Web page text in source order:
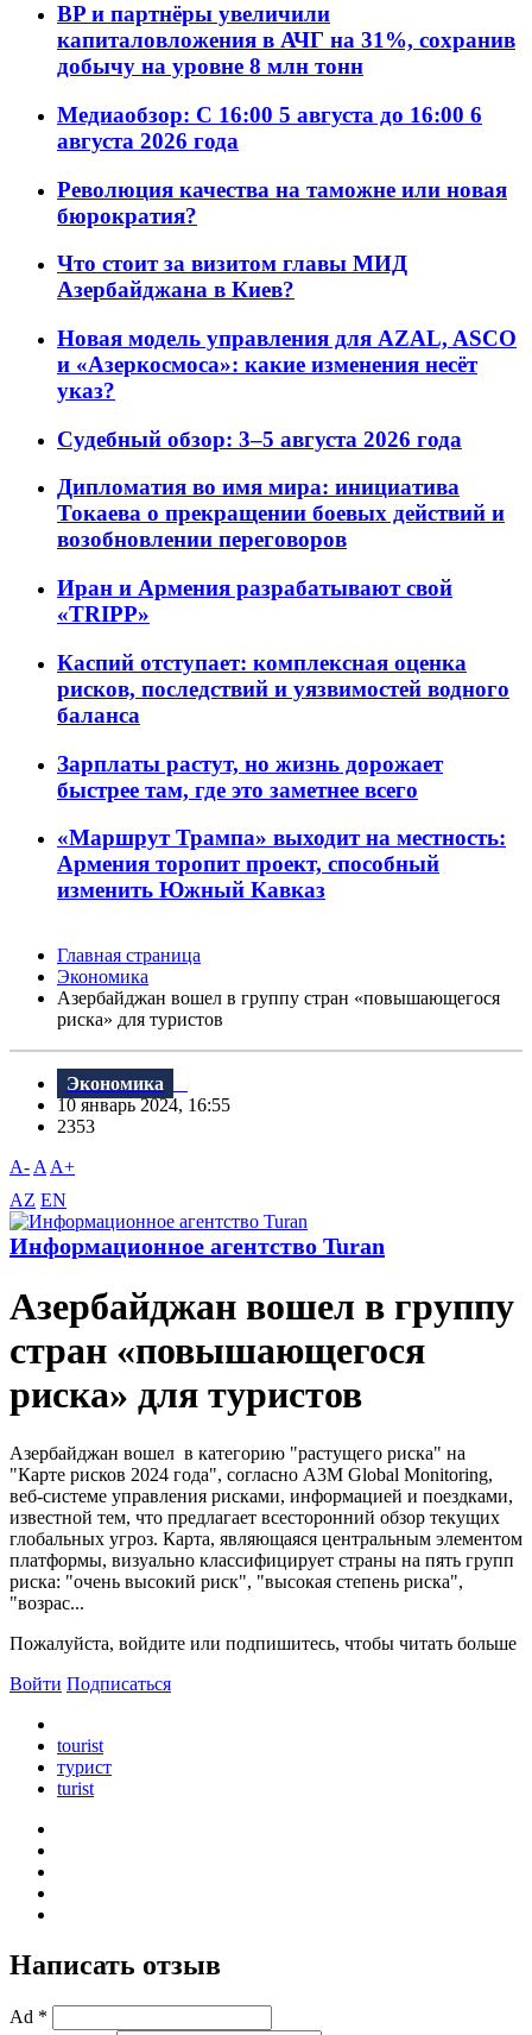
BP и партнёры увеличили
капиталовложения в АЧГ на 31%, сохранив
добычу на уровне 8 млн тонн
Медиаобзор: С 16:00 5 августа до 16:00 6
августа 2026 года
Революция качества на таможне или новая
бюрократия?
Что стоит за визитом главы МИД
Азербайджана в Киев?
Новая модель управления для AZAL, ASCO
и «Азеркосмоса»: какие изменения несёт
указ?
Судебный обзор: 3–5 августа 2026 года
Дипломатия во имя мира: инициатива
Токаева о прекращении боевых действий и
возобновлении переговоров
Иран и Армения разрабатывают свой
«TRIPP»
Каспий отступает: комплексная оценка
рисков, последствий и уязвимостей водного
баланса
Зарплаты растут, но жизнь дорожает
быстрее там, где это заметнее всего
«Маршрут Трампа» выходит на местность:
Армения торопит проект, способный
изменить Южный Кавказ
Главная страница
Экономика
Азербайджан вошел в группу стран «повышающегося
риска» для туристов
Экономика
10 январь 2024, 16:55
2353
A- A A+
AZ EN
Информационное агентство Turan
Азербайджан вошел в группу
стран «повышающегося
риска» для туристов
Азербайджан вошел в категорию "растущего риска" на
"Карте рисков 2024 года", согласно A3M Global Monitoring,
веб-системе управления рисками, информацией и поездками,
известной тем, что предлагает всесторонний обзор текущих
глобальных угроз. Карта, являющаяся центральным элементом
платформы, визуально классифицирует страны на пять групп
риска: "очень высокий риск", "высокая степень риска",
"возрас...
Пожалуйста, войдите или подпишитесь, чтобы читать больше
Войти Подписаться
tourist
турист
turist
Написать отзыв
Ad *